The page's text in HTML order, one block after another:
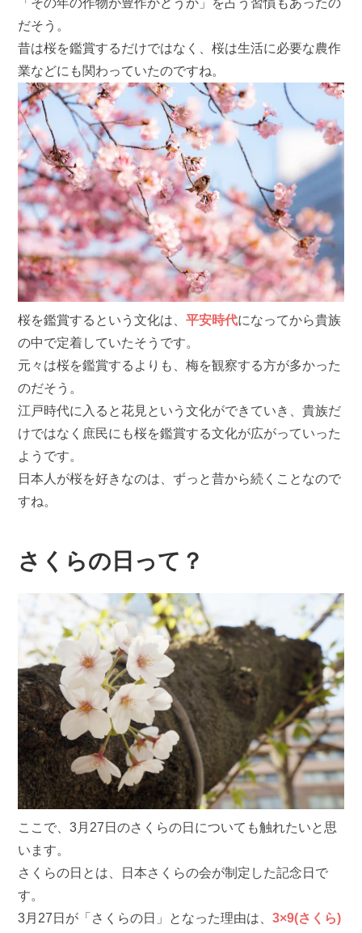
だそう。
昔は桜を鑑賞するだけではなく、桜は生活に必要な農作
業などにも関わっていたのですね。
桜を鑑賞するという文化は、平安時代になってから貴族
の中で定着していたそうです。
元々は桜を鑑賞するよりも、梅を観察する方が多かった
のだそう。
江戸時代に入ると花見という文化ができていき、貴族だ
けではなく庶民にも桜を鑑賞する文化が広がっていった
ようです。
日本人が桜を好きなのは、ずっと昔から続くことなので
すね。
さくらの日って？
ここで、3月27日のさくらの日についても触れたいと思
います。
さくらの日とは、日本さくらの会が制定した記念日で
す。
3月27日が「さくらの日」となった理由は、3×9(さくら)